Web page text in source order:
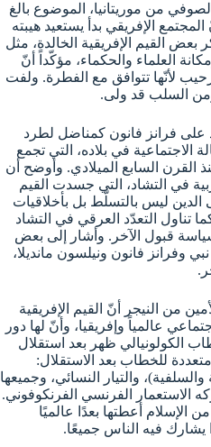
من موريتانيا، الموضوع بالغ
الإفريقي بدأ يستعيد هيبته
القيم الإفريقية الخالدة، مثل
العلماء والحكماء، مؤكّداً أنّ
لأنّها تتوافق مع الفطرة. ولفت
السلب قد ولى.
على فرانز فانون كمناضل لطرد
الاجتماعية في بلاده، التي تجمع
القرن السابع الميلادي. وأوضح أن
في التشاد، التي جسدت القيم
الدين ليس بالتسلّط بل بأخلاقيات
تناول التعدّد العرقي في التشاد
قبول الآخر. وأشار إلى بعض
وفرانز فانون ونيلسون مانديلا،
من النيجر أنّ القيم الإفريقية
عالمياً وإفريقيا، وأنّ لها دور
الكولونيالي ظهر بعد استقلال
متعددة للخطاب بعد الاستقلال:
والسلفية)، والتيار النسائي، وجميعها
الاستعمار الفرنسي الفرنكوفوني.
الإسلام أعطتها بعدًا عالميًا
يشارك فيه الناس جميعًا.